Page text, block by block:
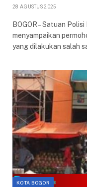
28 AGUSTUS 2025
BOGOR – Satuan
menyampaikan
yang dilakukan salah
KOTA BOGOR